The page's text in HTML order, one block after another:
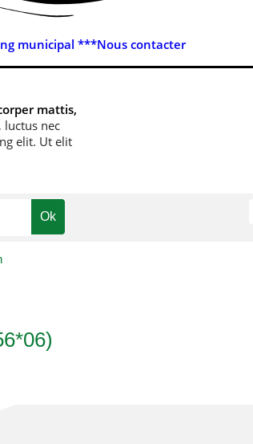
municipal ***Nous contacter
mattis,
nec
elit. Ut elit